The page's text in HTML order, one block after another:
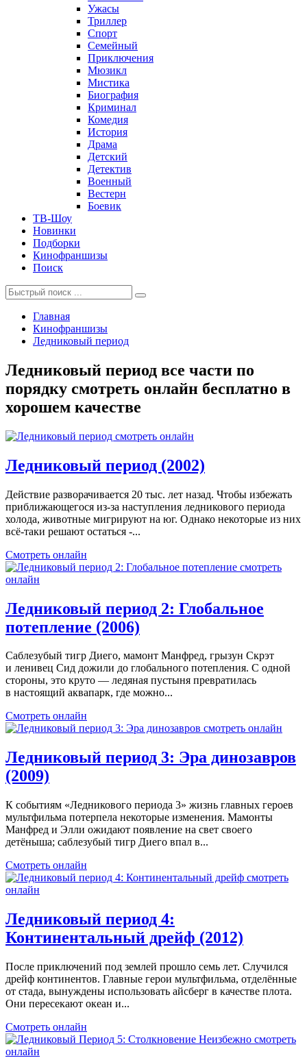
Ужасы
Триллер
Спорт
Семейный
Приключения
Мюзикл
Мистика
Биография
Криминал
Комедия
История
Драма
Детский
Детектив
Военный
Вестерн
Боевик
ТВ-Шоу
Новинки
Подборки
Кинофраншизы
Поиск
Главная
Кинофраншизы
Ледниковый период
Ледниковый период все части по
порядку смотреть онлайн бесплатно в
хорошем качестве
Ледниковый период (2002)
Действие разворачивается 20 тыс. лет назад. Чтобы избежать
приближающегося из-за наступления ледникового периода
холода, животные мигрируют на юг. Однако некоторые из них
всё-таки решают остаться -...
Смотреть онлайн
Ледниковый период 2: Глобальное
потепление (2006)
Саблезубый тигр Диего, мамонт Манфред, грызун Скрэт
и ленивец Сид дожили до глобального потепления. С одной
стороны, это круто — ледяная пустыня превратилась
в настоящий аквапарк, где можно...
Смотреть онлайн
Ледниковый период 3: Эра динозавров
(2009)
К событиям «Ледникового периода 3» жизнь главных героев
мультфильма потерпела некоторые изменения. Мамонты
Манфред и Элли ожидают появление на свет своего
детёныша; саблезубый тигр Диего впал в...
Смотреть онлайн
Ледниковый период 4:
Континентальный дрейф (2012)
После приключений под землей прошло семь лет. Случился
дрейф континентов. Главные герои мультфильма, отделённые
от стада, вынуждены использовать айсберг в качестве плота.
Они пересекают океан и...
Смотреть онлайн